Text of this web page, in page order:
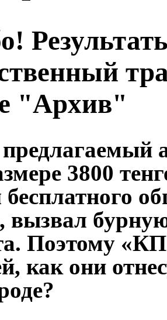
"Архив"
3800
бесплатного
вызвал
Поэтому
как они